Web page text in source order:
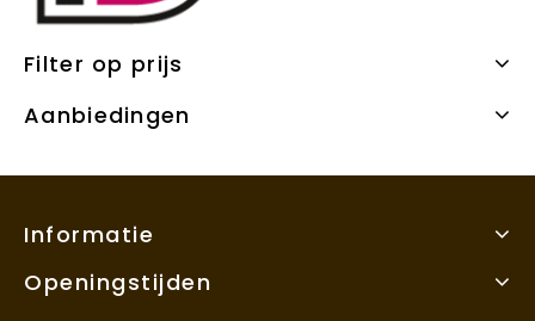
Filter op prijs
Aanbiedingen
Informatie
Openingstijden